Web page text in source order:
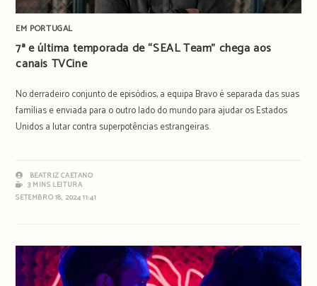
EM PORTUGAL
7ª e última temporada de “SEAL Team” chega aos
canais TVCine
No derradeiro conjunto de episódios, a equipa Bravo é separada das suas
famílias e enviada para o outro lado do mundo para ajudar os Estados
Unidos a lutar contra superpotências estrangeiras.
BEATRIZ CAETANO
3 MINS LEITURA
SETEMBRO 18, 2024 11:41